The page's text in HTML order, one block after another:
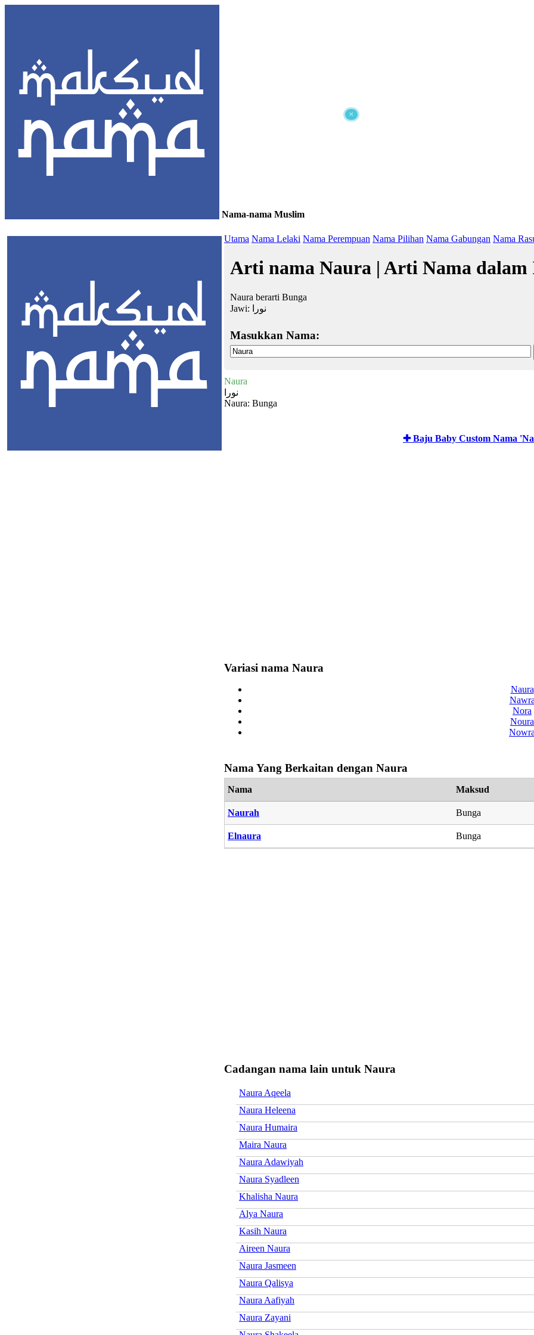
×
Nama-nama Muslim
Utama Nama Lelaki Nama Perempuan Nama Pilihan Nama Gabungan Nama
Arti nama Naura | Arti Nama dalam
Naura berarti Bunga
Jawi:
نورا
Masukkan Nama:
Naura
نورا
Naura: Bunga
✚ Baju Baby Custom Nama
Variasi nama Naura
Naura
Nora
Noura
Nama Yang Berkaitan dengan Naura
Nama Maksud
Naurah Bunga
Elnaura Bunga
Cadangan nama lain untuk Naura
Naura Aqeela
Naura Heleena
Naura Humaira
Maira Naura
Naura Adawiyah
Naura Syadleen
Khalisha Naura
Alya Naura
Kasih Naura
Aireen Naura
Naura Jasmeen
Naura Qalisya
Naura Aafiyah
Naura Zayani